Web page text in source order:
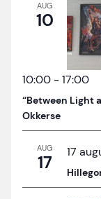
AUG
10
10:00 -17:00
“Between Light
Okkerse
AUG
17 17